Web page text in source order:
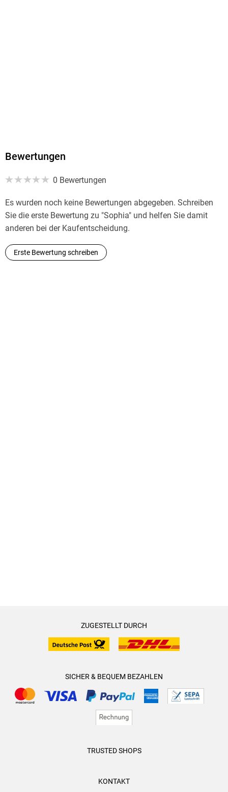
Bewertungen
0 Bewertungen
Es wurden noch keine Bewertungen abgegeben. Schreiben
Sie die erste Bewertung zu "Sophia" und helfen Sie damit
anderen bei der Kaufentscheidung.
Erste Bewertung schreiben
ZUGESTELLT DURCH
SICHER & BEQUEM BEZAHLEN
TRUSTED SHOPS
KONTAKT